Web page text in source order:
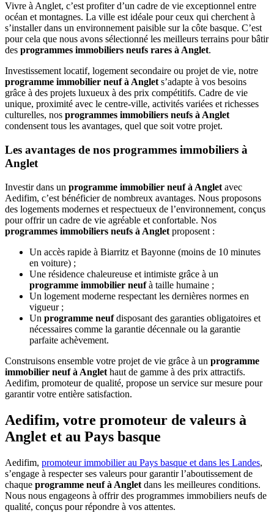
Vivre à Anglet, c’est profiter d’un cadre de vie exceptionnel entre
océan et montagnes. La ville est idéale pour ceux qui cherchent à
s’installer dans un environnement paisible sur la côte basque. C’est
pour cela que nous avons sélectionné les meilleurs terrains pour bâtir
des programmes immobiliers neufs rares à Anglet.
Investissement locatif, logement secondaire ou projet de vie, notre
programme immobilier neuf à Anglet s’adapte à vos besoins
grâce à des projets luxueux à des prix compétitifs. Cadre de vie
unique, proximité avec le centre-ville, activités variées et richesses
culturelles, nos programmes immobiliers neufs à Anglet
condensent tous les avantages, quel que soit votre projet.
Les avantages de nos programmes immobiliers à
Anglet
Investir dans un programme immobilier neuf à Anglet avec
Aedifim, c’est bénéficier de nombreux avantages. Nous proposons
des logements modernes et respectueux de l’environnement, conçus
pour offrir un cadre de vie agréable et confortable. Nos
programmes immobiliers neufs à Anglet proposent :
Un accès rapide à Biarritz et Bayonne (moins de 10 minutes
en voiture) ;
Une résidence chaleureuse et intimiste grâce à un
programme immobilier neufà taille humaine ;
Un logement moderne respectant les dernières normes en
vigueur ;
Un programme neufdisposant des garanties obligatoires et
nécessaires comme la garantie décennale ou la garantie
parfaite achèvement.
Construisons ensemble votre projet de vie grâce à un programme
immobilier neuf à Anglet haut de gamme à des prix attractifs.
Aedifim, promoteur de qualité, propose un service sur mesure pour
garantir votre entière satisfaction.
Aedifim, votre promoteur de valeurs à
Anglet et au Pays basque
Aedifim, promoteur immobilier au Pays basque et dans les Landes,
s’engage à respecter ses valeurs pour garantir l’aboutissement de
chaque programme neuf à Anglet dans les meilleures conditions.
Nous nous engageons à offrir des programmes immobiliers neufs de
qualité, conçus pour répondre à vos attentes.